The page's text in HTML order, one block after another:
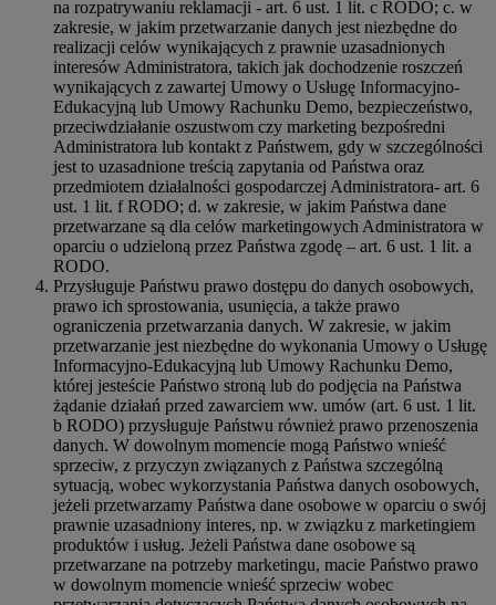
na rozpatrywaniu reklamacji - art. 6 ust. 1 lit. c RODO; c. w
zakresie, w jakim przetwarzanie danych jest niezbędne do
realizacji celów wynikających z prawnie uzasadnionych
interesów Administratora, takich jak dochodzenie roszczeń
wynikających z zawartej Umowy o Usługę Informacyjno-
Edukacyjną lub Umowy Rachunku Demo, bezpieczeństwo,
przeciwdziałanie oszustwom czy marketing bezpośredni
Administratora lub kontakt z Państwem, gdy w szczególności
jest to uzasadnione treścią zapytania od Państwa oraz
przedmiotem działalności gospodarczej Administratora- art. 6
ust. 1 lit. f RODO; d. w zakresie, w jakim Państwa dane
przetwarzane są dla celów marketingowych Administratora w
oparciu o udzieloną przez Państwa zgodę – art. 6 ust. 1 lit. a
RODO.
Przysługuje Państwu prawo dostępu do danych osobowych,
prawo ich sprostowania, usunięcia, a także prawo
ograniczenia przetwarzania danych. W zakresie, w jakim
przetwarzanie jest niezbędne do wykonania Umowy o Usługę
Informacyjno-Edukacyjną lub Umowy Rachunku Demo,
której jesteście Państwo stroną lub do podjęcia na Państwa
żądanie działań przed zawarciem ww. umów (art. 6 ust. 1 lit.
b RODO) przysługuje Państwu również prawo przenoszenia
danych. W dowolnym momencie mogą Państwo wnieść
sprzeciw, z przyczyn związanych z Państwa szczególną
sytuacją, wobec wykorzystania Państwa danych osobowych,
jeżeli przetwarzamy Państwa dane osobowe w oparciu o swój
prawnie uzasadniony interes, np. w związku z marketingiem
produktów i usług. Jeżeli Państwa dane osobowe są
przetwarzane na potrzeby marketingu, macie Państwo prawo
w dowolnym momencie wnieść sprzeciw wobec